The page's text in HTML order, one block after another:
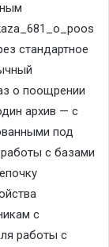
_681_ o poos
стандартное
о поощрении
архив — с
под
с базами
с
работы с